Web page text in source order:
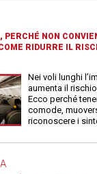
PERCHÉ NON
RIDURRE IL
Nei voli lunghi
aumenta il
Ecco perché
comode,
riconoscere i